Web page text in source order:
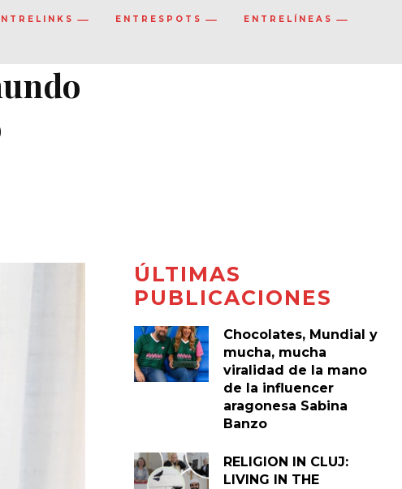
ENTRESPOTS ENTRELÍNEAS
ÚLTIMAS
PUBLICACIONES
Chocolates, Mundial y
mucha, mucha
viralidad de la mano
de la influencer
aragonesa Sabina
Banzo
RELIGION IN CLUJ:
LIVING IN THE